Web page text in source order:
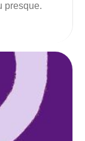
presque.